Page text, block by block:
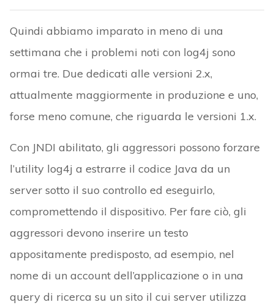
Quindi abbiamo imparato in meno di una
settimana che i problemi noti con log4j sono
ormai tre. Due dedicati alle versioni 2.x,
attualmente maggiormente in produzione e uno,
forse meno comune, che riguarda le versioni 1.x.
Con JNDI abilitato, gli aggressori possono forzare
l’utility log4j a estrarre il codice Java da un
server sotto il suo controllo ed eseguirlo,
compromettendo il dispositivo. Per fare ciò, gli
aggressori devono inserire un testo
appositamente predisposto, ad esempio, nel
nome di un account dell’applicazione o in una
query di ricerca su un sito il cui server utilizza